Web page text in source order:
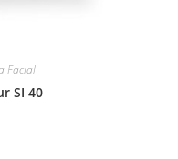
Facial
SI 40